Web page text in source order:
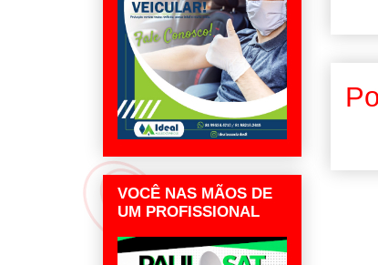
VOCÊ NAS MÃOS DE
UM PROFISSIONAL